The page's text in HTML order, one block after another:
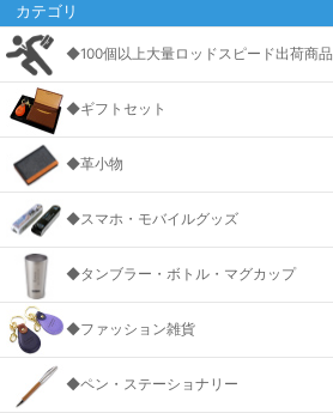
カテゴリ
◆100個以上大量ロッドスピード出荷商品
◆ギフトセット
◆革小物
◆スマホ・モバイルグッズ
◆タンブラー・ボトル・マグカップ
◆ファッション雑貨
◆ペン・ステーショナリー